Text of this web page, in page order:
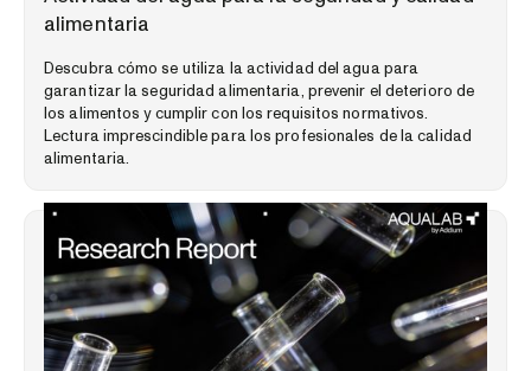
alimentaria
Descubra cómo se utiliza la actividad del agua para
garantizar la seguridad alimentaria, prevenir el deterioro de
los alimentos y cumplir con los requisitos normativos.
Lectura imprescindible para los profesionales de la calidad
alimentaria.